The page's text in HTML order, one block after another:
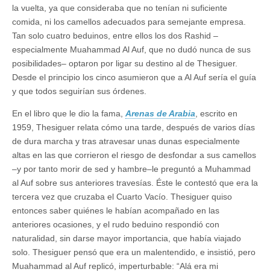
la vuelta, ya que consideraba que no tenían ni suficiente
comida, ni los camellos adecuados para semejante empresa.
Tan solo cuatro beduinos, entre ellos los dos Rashid –
especialmente Muahammad Al Auf, que no dudó nunca de sus
posibilidades– optaron por ligar su destino al de Thesiguer.
Desde el principio los cinco asumieron que a Al Auf sería el guía
y que todos seguirían sus órdenes.
En el libro que le dio la fama, Arenas de Arabia , escrito en
1959, Thesiguer relata cómo una tarde, después de varios días
de dura marcha y tras atravesar unas dunas especialmente
altas en las que corrieron el riesgo de desfondar a sus camellos
–y por tanto morir de sed y hambre–le preguntó a Muhammad
al Auf sobre sus anteriores travesías. Éste le contestó que era la
tercera vez que cruzaba el Cuarto Vacío. Thesiguer quiso
entonces saber quiénes le habían acompañado en las
anteriores ocasiones, y el rudo beduino respondió con
naturalidad, sin darse mayor importancia, que había viajado
solo. Thesiguer pensó que era un malentendido, e insistió, pero
Muahammad al Auf replicó, imperturbable: “Alá era mi